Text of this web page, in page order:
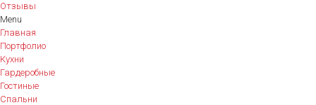
Отзывы
Menu
Главная
Портфолио
Кухни
Гардеробные
Гостиные
Спальни